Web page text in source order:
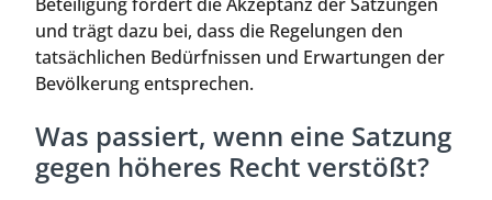
und trägt dazu bei, dass die Regelungen den
tatsächlichen Bedürfnissen und Erwartungen der
Bevölkerung entsprechen.
Was passiert, wenn eine Satzung
gegen höheres Recht verstößt?